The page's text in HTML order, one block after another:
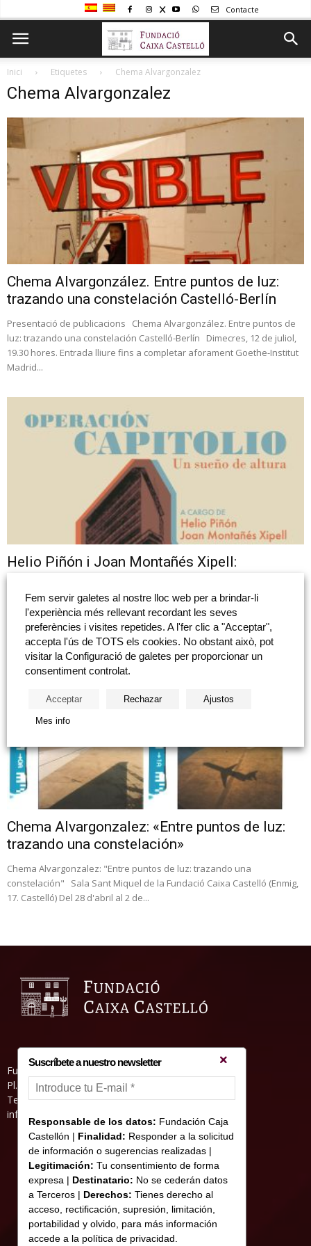
Contacte
Inici Etiquetes Chema Alvargonzalez
Chema Alvargonzalez
Chema Alvargonzález. Entre puntos de luz:
trazando una constelación Castelló-Berlín
Presentació de publicacions Chema Alvargonzález. Entre puntos de
luz: trazando una constelación Castelló-Berlín Dimecres, 12 de juliol,
19.30 hores. Entrada lliure fins a completar aforament Goethe-Institut
Madrid...
Helio Piñón i Joan Montañés Xipell:
Helio Piñón i Joan Montañés Xipell: "Operación Capitolio: Un sueño de
altura" Xarra-col·loqui. Dimecres, 8 de juny, 19.30 hores. Entrada lliure
con reserva gratuïta en cultura@fundacioncajacastellon.es Amb...
Chema Alvargonzalez: «Entre puntos de luz:
trazando una constelación»
Chema Alvargonzalez: "Entre puntos de luz: trazando una
constelación" Sala Sant Miquel de la Fundació Caixa Castelló (Enmig,
17. Castelló) Del 28 d'abril al 2 de...
Fundació Caixa Castelló • Casa Abadía
Pl. de l’Herba, s/nº. 12001 Castelló de la Plana
Telèfon 964 232 551 • Fax 964 231 550
informacion@fundacioncajacastellon.es
Suscríbete a nuestro newsletter
Responsable de los datos: Fundación Caja
Castellón | Finalidad: Responder a la solicitud
de información o sugerencias realizadas |
Legitimación: Tu consentimiento de forma
expresa | Destinatario: No se cederán datos
a Terceros | Derechos: Tienes derecho al
acceso, rectificación, supresión, limitación,
portabilidad y olvido, para más información
accede a la política de privacidad.
Fem servir galetes al nostre lloc web per a brindar-li
l'experiència més rellevant recordant les seves
preferències i visites repetides. A l'fer clic a "Acceptar",
accepta l'ús de TOTS els cookies. No obstant això, pot
visitar la Configuració de galetes per proporcionar un
consentiment controlat.
Acceptar Rechazar Ajustos
Mes info